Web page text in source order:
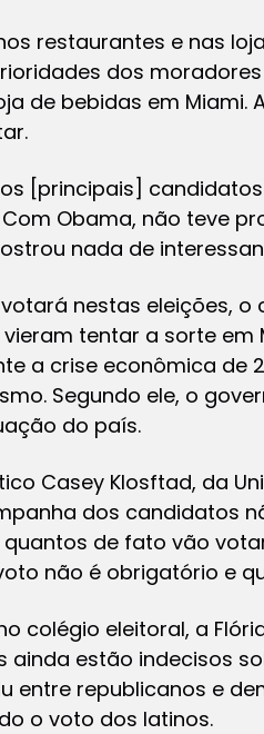
restaurantes e nas
dos
de bebidas em
[principais]
Obama, não teve
nada de
nestas eleições,
tentar a sorte em
a crise econômica de
Segundo ele, o
do país.
Casey Klosftad, da
dos candidatos
de fato vão
não é obrigatório e
colégio eleitoral, a
ainda estão indecisos
entre republicanos e
o voto dos latinos.